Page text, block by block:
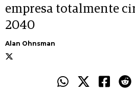
empresa totalmente
2040
Alan Ohnsman